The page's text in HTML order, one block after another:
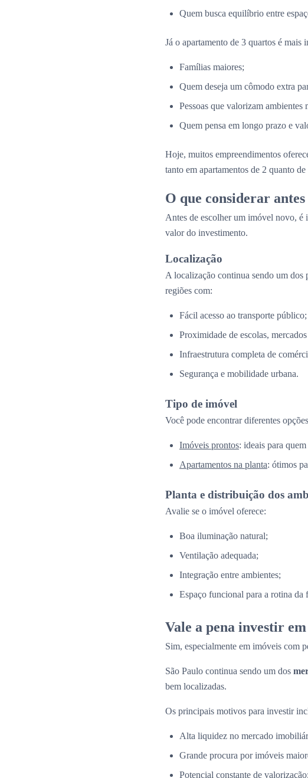
Quem busca equilíbrio entre
Já o apartamento de 3 quartos é mais
Famílias maiores;
Quem deseja um cômodo extra
Pessoas que valorizam ambientes
Quem pensa em longo prazo e
Hoje, muitos empreendimentos
tanto em apartamentos de 2 quanto
O que considerar
Antes de escolher um imóvel novo, é
valor do investimento.
Localização
A localização continua sendo um
regiões com:
Fácil acesso ao transporte público;
Proximidade de escolas,
Infraestrutura completa de
Segurança e mobilidade urbana.
Tipo de imóvel
Você pode encontrar diferentes
Imóveis prontos: ideais para
Apartamentos na planta: ótimos
Planta e distribuição dos
Avalie se o imóvel oferece:
Boa iluminação natural;
Ventilação adequada;
Integração entre ambientes;
Espaço funcional para a rotina da
Vale a pena investir
Sim, especialmente em imóveis com
São Paulo continua sendo um dos
bem localizadas.
Os principais motivos para investir
Alta liquidez no mercado
Grande procura por imóveis
Potencial constante de valorização;